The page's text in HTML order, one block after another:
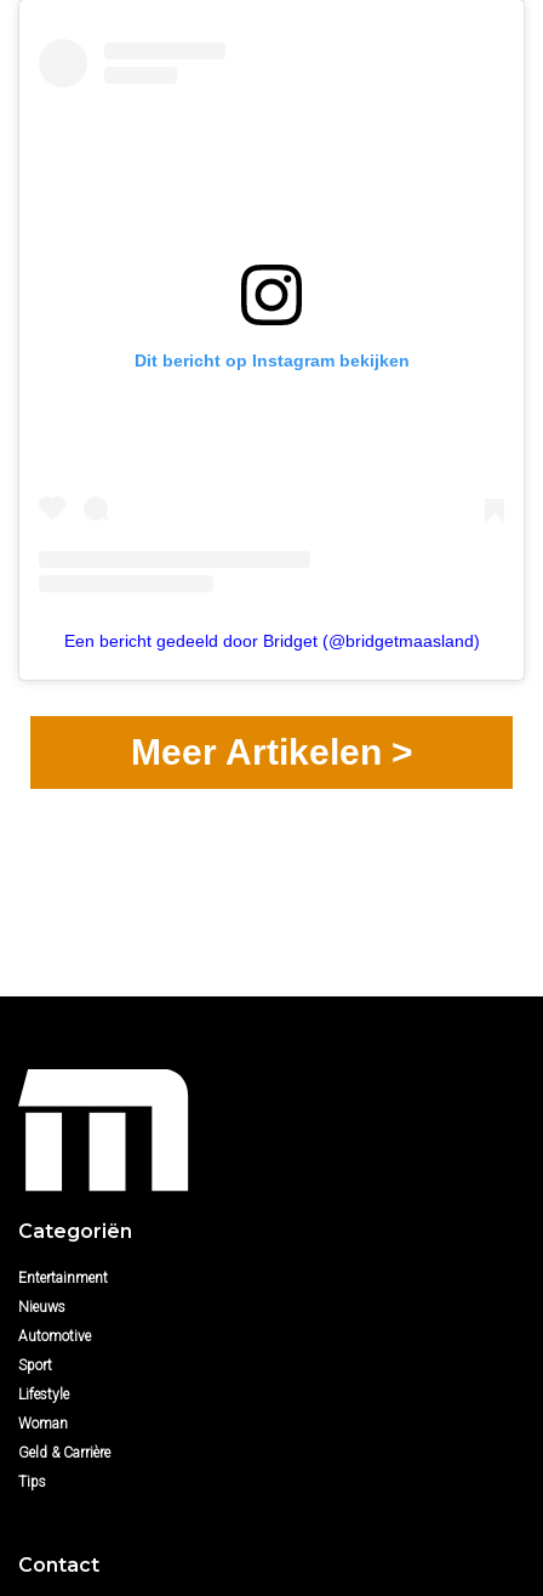
Dit bericht op Instagram bekijken
Een bericht gedeeld door Bridget (@bridgetmaasland)
Meer Artikelen >
Categoriën
Entertainment
Nieuws
Automotive
Sport
Lifestyle
Woman
Geld & Carrière
Tips
Contact